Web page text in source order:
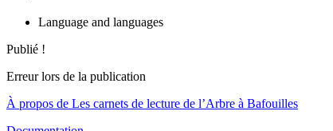
Language and languages
Publié !
Erreur lors de la publication
À propos de Les carnets de lecture de l’Arbre à Bafouilles